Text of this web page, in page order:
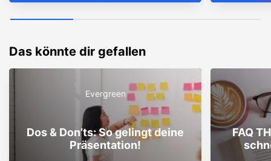
Das könnte dir gefallen
Evergreen
Dos & Don’ts: So gelingt deine
Präsentation!
FAQ